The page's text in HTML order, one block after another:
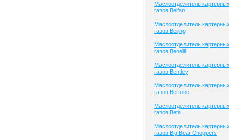
Маслоотделитель
газов Beifan
Маслоотделитель
газов Beijing
Маслоотделитель
газов Benelli
Маслоотделитель
газов Bentley
Маслоотделитель
газов Bertone
Маслоотделитель
газов Beta
Маслоотделитель
газов Big Bear Choppers